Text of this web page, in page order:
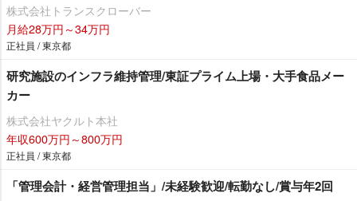
株式会社トランスクローバー
月給28万円～34万円
正社員 / 東京都
研究施設のインフラ維持管理/東証プライム上場・大手食品メー
カー
株式会社ヤクルト本社
年収600万円～800万円
正社員 / 東京都
「管理会計・経営管理担当」/未経験歓迎/転勤なし/賞与年2回